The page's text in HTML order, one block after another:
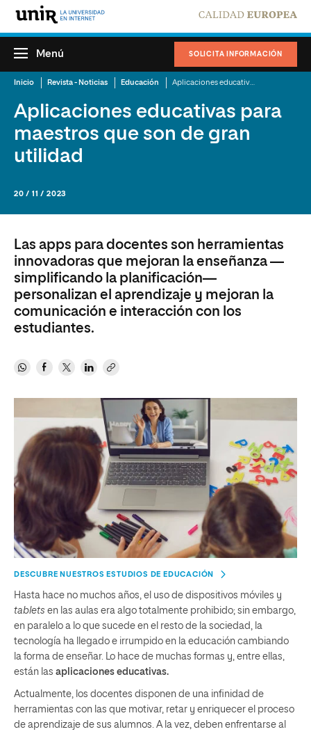
SOLICITA INFORMACIÓN
Menú
Inicio Revista - Noticias Educación
Aplicaciones educativas para
maestros que son de gran
utilidad
20 / 11 / 2023
Las apps para docentes son herramientas
innovadoras que mejoran la enseñanza —
simplificando la planificación—
personalizan el aprendizaje y mejoran la
comunicación e interacción con los
estudiantes.
DESCUBRE NUESTROS ESTUDIOS DE EDUCACIÓN
Hasta hace no muchos años, el uso de dispositivos móviles y
tablets en las aulas era algo totalmente prohibido; sin embargo,
en paralelo a lo que sucede en el resto de la sociedad, la
tecnología ha llegado e irrumpido en la educación cambiando
la forma de enseñar. Lo hace de muchas formas y, entre ellas,
están las aplicaciones educativas.
Actualmente, los docentes disponen de una infinidad de
herramientas con las que motivar, retar y enriquecer el proceso
de aprendizaje de sus alumnos. A la vez, deben enfrentarse al